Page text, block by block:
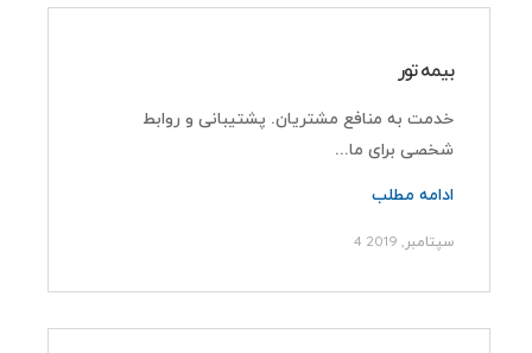
بیمه تور
خدمت به منافع مشتریان. پشتیبانی و روابط
شخصی برای ما...
ادامه مطلب
4 سپتامبر, 2019